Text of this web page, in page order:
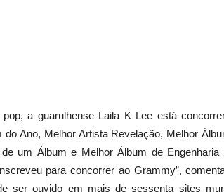
a guarulhense Laila K Lee está
Ano, Melhor Artista Revelação, Melhor
um Álbum e Melhor Álbum de
para concorrer ao Grammy”,
ser ouvido em mais de sessenta sites